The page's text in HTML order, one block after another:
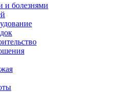
и болезнями